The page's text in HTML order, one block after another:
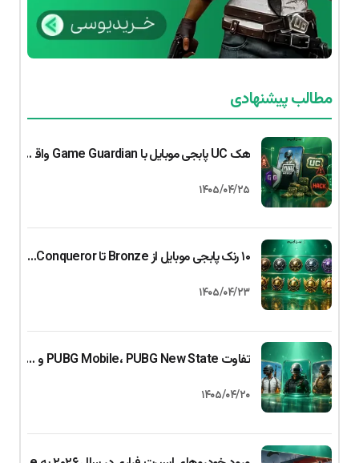
مطالب پیشنهادی
هک UC پابجی موبایل با Game Guardian واقعیت دارد؟ بررسی کامل حقیقت یا کلاهبرداری
۱۴۰۵/۰۴/۲۵
۱۰ رنک پابجی موبایل از Bronze تا Conqueror + راهنمای کامل رسیدن به کانکرر (۲۰۲۶)
۱۴۰۵/۰۴/۲۳
تفاوت PUBG Mobile، PUBG New State و PUBG PC | کدام را بازی کنیم؟
۱۴۰۵/۰۴/۲۰